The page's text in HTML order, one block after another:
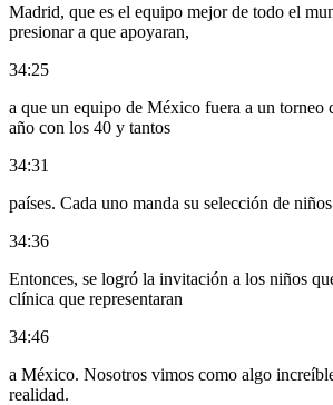
Madrid, que es el equipo mejor de todo el
presionar a que apoyaran,
34:25
a que un equipo de México fuera a un torneo
año con los 40 y tantos
34:31
países. Cada uno manda su selección de
34:36
Entonces, se logró la invitación a los niños
clínica que representaran
34:46
a México. Nosotros vimos como algo
realidad.